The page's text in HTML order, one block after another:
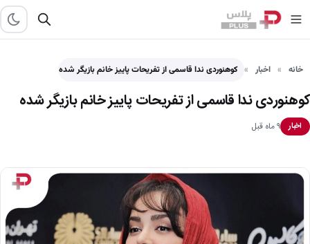
خانه اخبار کوهنوردی ندا قاسمی از تفریحات پاییز خانم بازیگر شده
کوهنوردی ندا قاسمی از تفریحات پاییز خانم بازیگر شده
اخبار ۹ ماه قبل